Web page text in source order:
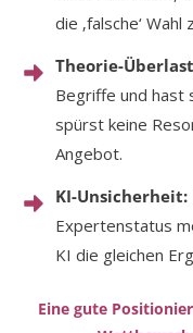
die ‚falsche‘
Theorie-
Begriffe und hast
spürst keine
Angebot.
KI-Unsicherheit:
Expertenstatus
KI die gleichen
Eine gute